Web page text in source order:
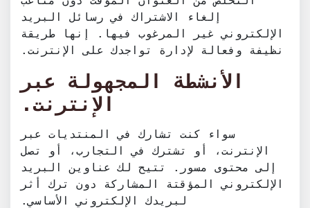
إلغاء الاشتراك في رسائل البريد
الإلكتروني غير المرغوب فيها. إنها طريقة
نظيفة وفعالة لإدارة تواجدك على الإنترنت.
الأنشطة المجهولة عبر
الإنترنت.
سواء كنت تشارك في المنتديات عبر
الإنترنت، أو تشترك في التجارب، أو تصل
إلى محتوى مسور. تتيح لك عناوين البريد
الإلكتروني المؤقتة المشاركة دون ترك أثر
لبريدك الإلكتروني الأساسي.